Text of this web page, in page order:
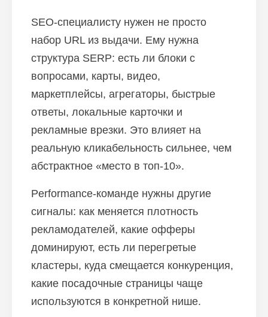
SEO-специалисту нужен не просто
набор URL из выдачи. Ему нужна
структура SERP: есть ли блоки с
вопросами, карты, видео,
маркетплейсы, агрегаторы, быстрые
ответы, локальные карточки и
рекламные врезки. Это влияет на
реальную кликабельность сильнее, чем
абстрактное «место в топ-10».
Performance-команде нужны другие
сигналы: как меняется плотность
рекламодателей, какие офферы
доминируют, есть ли перегретые
кластеры, куда смещается конкуренция,
какие посадочные страницы чаще
используются в конкретной нише.
Похожиестатьи
ПЕРЕЙТИ В БЛОГ